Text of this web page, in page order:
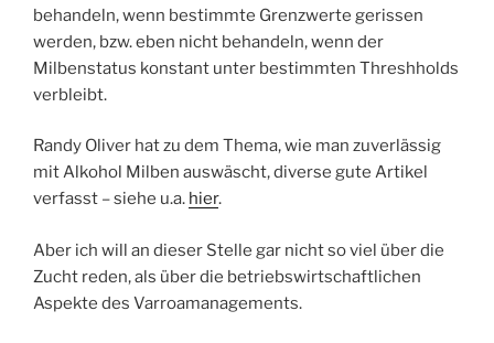
behandeln, wenn bestimmte Grenzwerte gerissen
werden, bzw. eben nicht behandeln, wenn der
Milbenstatus konstant unter bestimmten Threshholds
verbleibt.
Randy Oliver hat zu dem Thema, wie man zuverlässig
mit Alkohol Milben auswäscht, diverse gute Artikel
verfasst – siehe u.a. hier.
Aber ich will an dieser Stelle gar nicht so viel über die
Zucht reden, als über die betriebswirtschaftlichen
Aspekte des Varroamanagements.